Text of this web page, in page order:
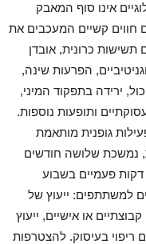
אינו סוף המאבק
חווים קשיים המעכבים את
כרונית, אובדן
הפרעות שינה,
ירידה בתפקוד המיני,
ותופעות נוספות.
גופנית מותאמת
נמשכת שלושה חודשים
(12 שבועות), סך הכול 24 מפגשים בני 50 דקות פעמיים בשבוע
למשתתפים: ייעוץ של
או אישיים, ייעוץ
ריפוי בעיסוק. להצטרפות